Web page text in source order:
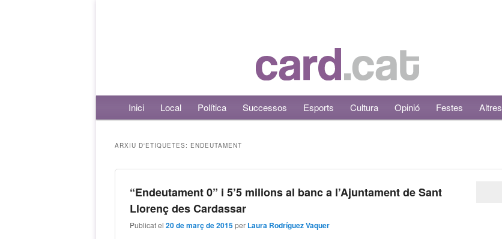
Menú principalAneu al contingut principal
Aneu al contingut secundari
Inici Local Política Successos Esports Cultura Opinió Festes Altres
ARXIU D'ETIQUETES: ENDEUTAMENT
“Endeutament 0” i 5’5 milions al banc a l’Ajuntament de Sant
Llorenç des Cardassar
Publicat el20 de març de 2015per Laura Rodríguez Vaquer